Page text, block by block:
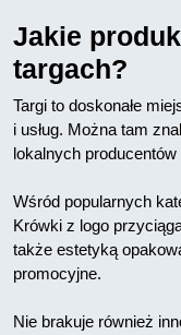
Jakie
targach?
Targi to doskonałe
i usług. Można tam
lokalnych
Wśród popularnych
Krówki z logo
także estetyką
promocyjne.
Nie brakuje również